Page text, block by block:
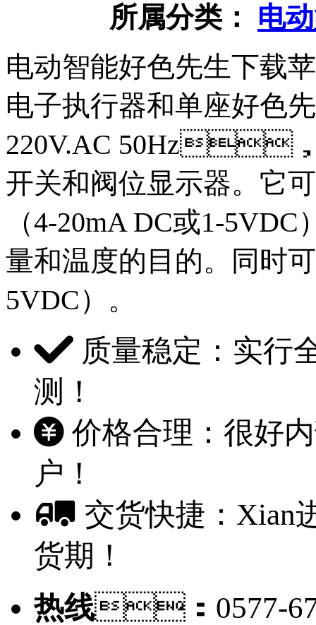
所属分类： 电
电动智能好色先生下载
电子执行器和单座好色
220V.AC 50Hz，包
开关和阀位显示器
（4-20mA DC或1-5VDC
量和温度的目的。同时
5VDC）。
质量稳定：实
测！
价格合理：很好内
户！
交货快捷：Xian
货期！
热线：0577-